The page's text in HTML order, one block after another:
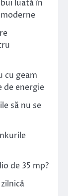
luată în
cu geam
de energie
să nu se
de 35 mp?